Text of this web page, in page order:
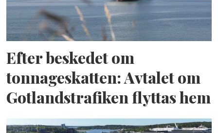
Efter beskedet om
tonnageskatten: Avtalet om
Gotlandstrafiken flyttas hem